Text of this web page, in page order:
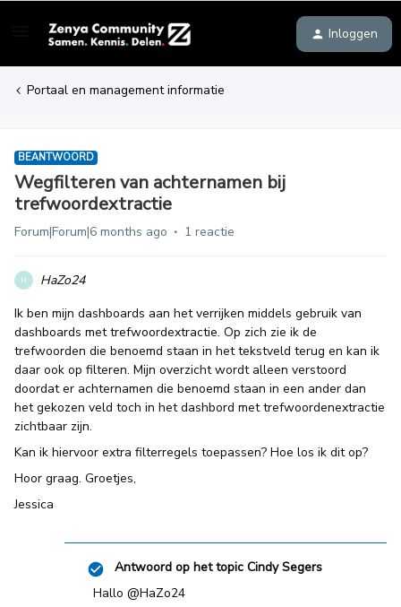
Inloggen
Portaal en management informatie
BEANTWOORD
Wegfilteren van achternamen bij
trefwoordextractie
Forum|Forum|6 months ago 1 reactie
H
HaZo24
Ik ben mijn dashboards aan het verrijken middels gebruik van
dashboards met trefwoordextractie. Op zich zie ik de
trefwoorden die benoemd staan in het tekstveld terug en kan ik
daar ook op filteren. Mijn overzicht wordt alleen verstoord
doordat er achternamen die benoemd staan in een ander dan
het gekozen veld toch in het dashbord met trefwoordenextractie
zichtbaar zijn.
Kan ik hiervoor extra filterregels toepassen? Hoe los ik dit op?
Hoor graag. Groetjes,
Jessica
Antwoord op het topic Cindy Segers
Hallo ​ @HaZo24